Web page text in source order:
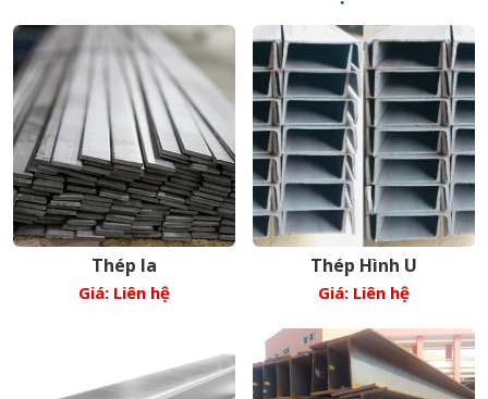
Thép la
Giá: Liên hệ
Thép Hình U
Giá: Liên hệ